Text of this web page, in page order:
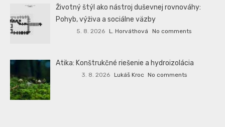
Životný štýl ako nástroj duševnej rovnováhy:
Pohyb, výživa a sociálne väzby
5. 8. 2026 L. Horváthová No comments
Atika: Konštrukčné riešenie a hydroizolácia
3. 8. 2026 Lukáš Kroc No comments